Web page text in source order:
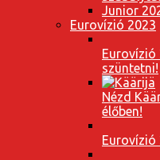
Junior
Eurovízió 2023
Eurovízió
szüntetni!
Nézd
élőben!
Eurovízió